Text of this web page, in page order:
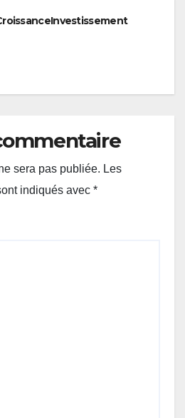
sera pas publiée. Les
indiqués avec *